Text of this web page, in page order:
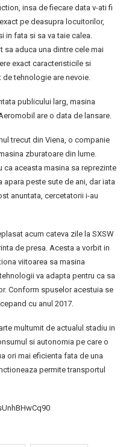
insa de fiecare data v-ati fi
pe deasupra locuitorilor,
in fata si sa va taie calea.
sa aduca una dintre cele mai
exact caracteristicile si
tehnologie are nevoie.
publicului larg, masina
are o data de lansare.
trecut din Viena, o companie
zburatoare din lume.
aceasta masina sa reprezinte
peste sute de ani, dar iata
anuntata, cercetatorii i-au
acum cateva zile la SXSW
de presa. Acesta a vorbit in
viitoarea sa masina
va adapta pentru ca sa
Conform spuselor acestuia se
cu anul 2017.
multumit de actualul stadiu in
si autonomia pe care o
ori mai eficienta fata de una
permite transportul